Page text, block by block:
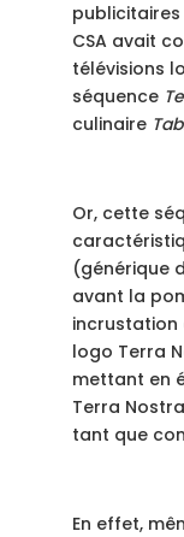
publicitaires
CSA avait
télévisions
séquence
culinaire
Or, cette
(générique
avant la
incrustation
logo Terra
mettant en
Terra
tant que
En effet,